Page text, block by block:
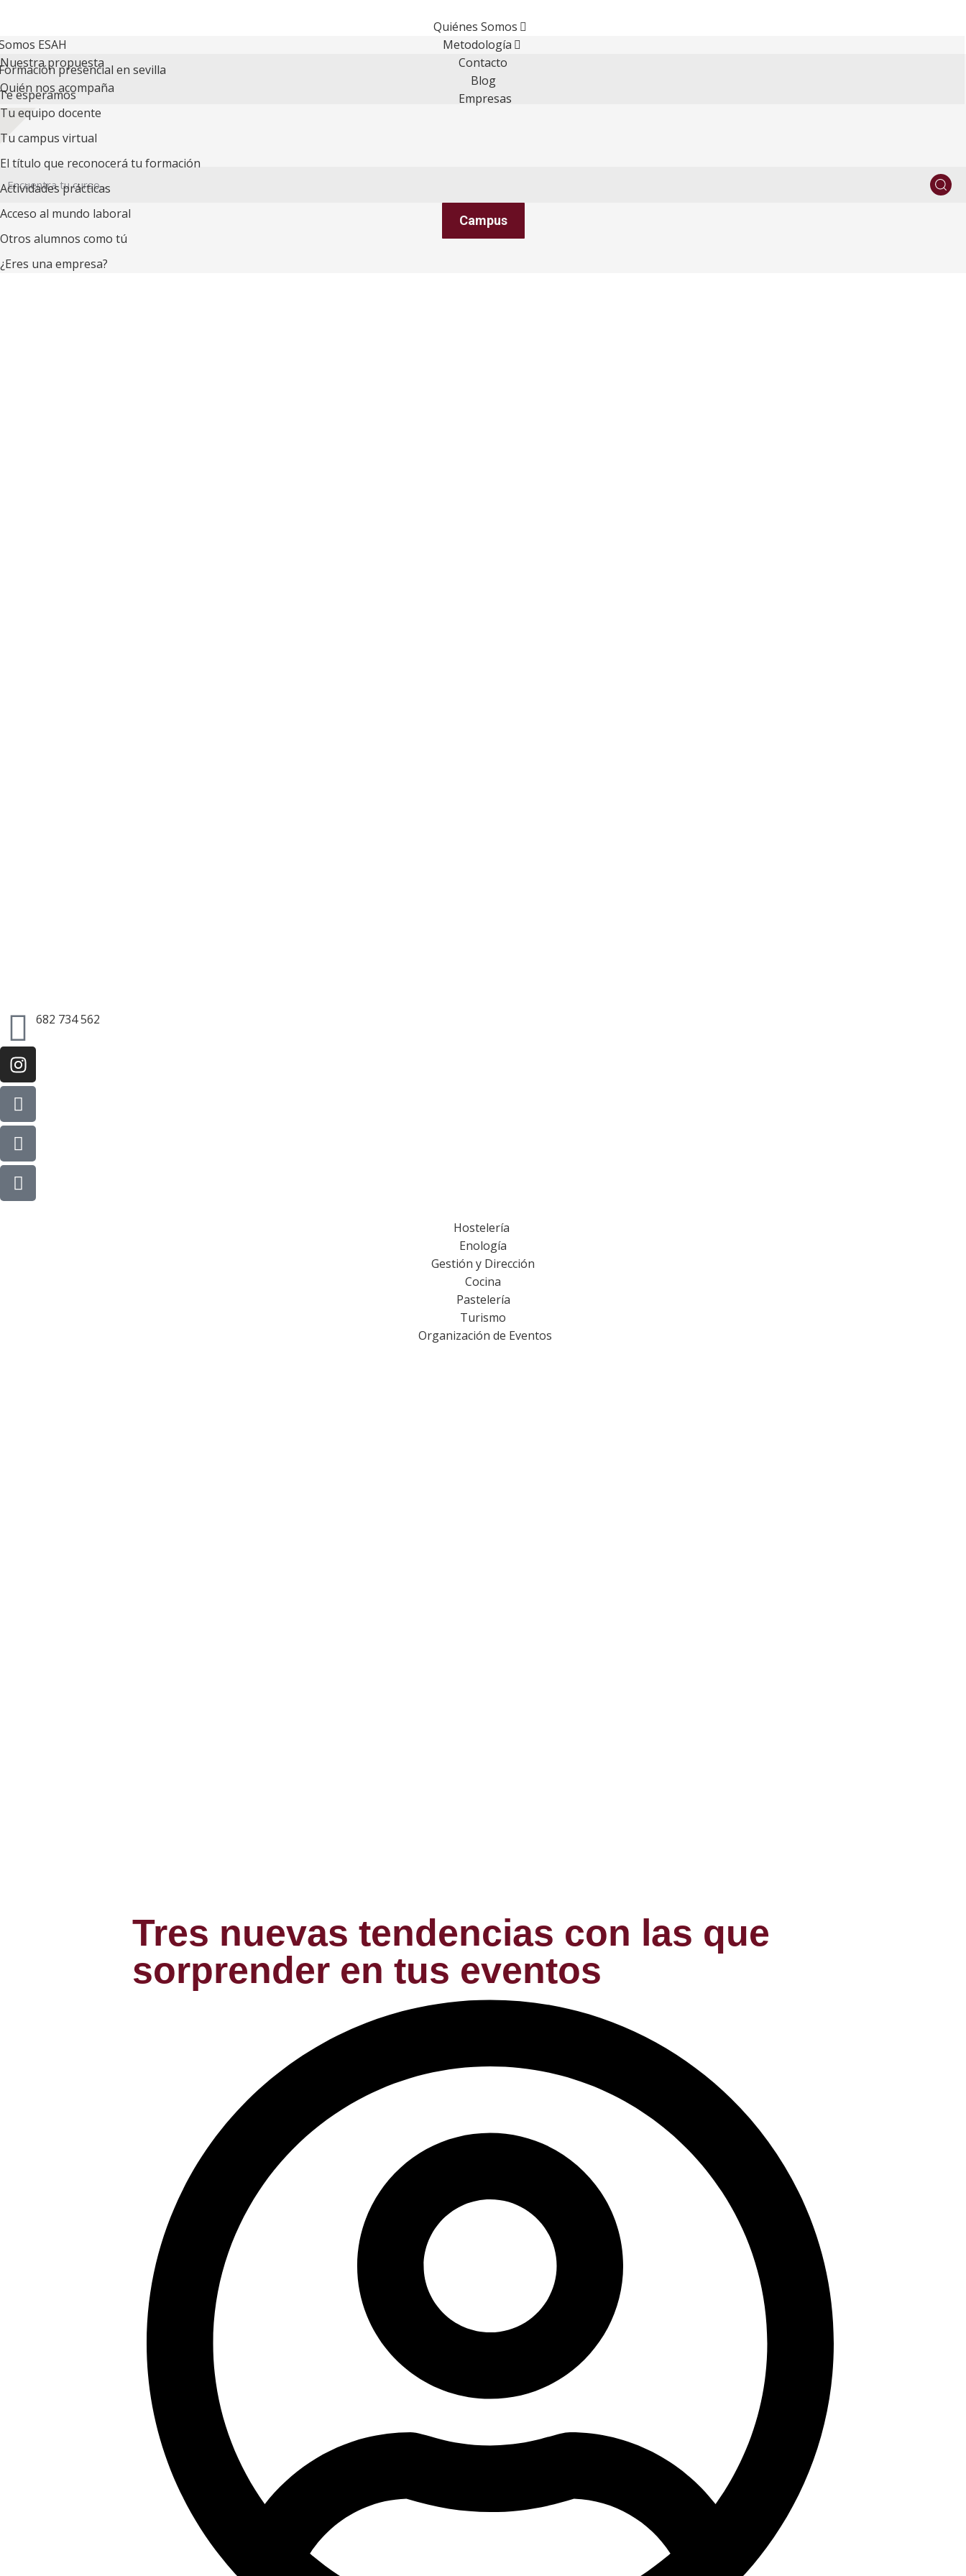
Quiénes Somos
ESAH
presencial en sevilla
esperamos
Metodología
Nuestra propuesta
Quién nos acompaña
Tu equipo docente
Tu campus virtual
El título que reconocerá tu formación
Actividades prácticas
Acceso al mundo laboral
Otros alumnos como tú
¿Eres una empresa?
Contacto
Blog
Empresas
Campus
682 734 562
Hostelería
Enología
Gestión y Dirección
Cocina
Pastelería
Turismo
Organización de Eventos
Tres nuevas tendencias con las que
sorprender en tus eventos